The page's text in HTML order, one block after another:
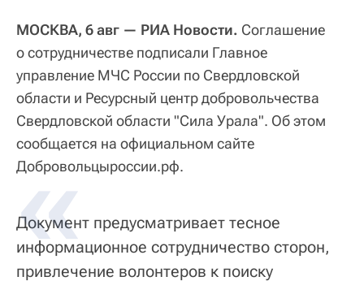
МОСКВА, 6 авг — РИА Новости. Соглашение
о сотрудничестве подписали Главное
управление МЧС России по Свердловской
области и Ресурсный центр добровольчества
Свердловской области "Сила Урала". Об этом
сообщается на официальном сайте
Добровольцыроссии.рф.
Документ предусматривает тесное
информационное сотрудничество сторон,
привлечение волонтеров к поиску